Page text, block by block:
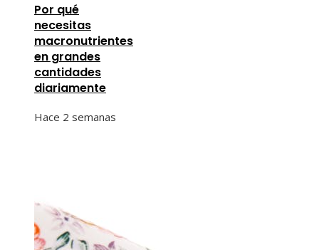
Por qué
necesitas
macronutrientes
en grandes
cantidades
diariamente
Hace 2 semanas